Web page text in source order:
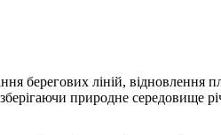
берегових ліній, відновлення
природне середовище